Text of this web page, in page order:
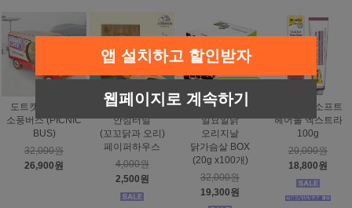
도트캣 스크래처
소풍버스 (PICNIC
BUS)
32,000원
26,900원
스탠바이미
안심터널
(꼬꼬닭과 오리)
페이퍼하우스
4,000원
2,500원
태비토퍼
일묘일닭
오리지날
닭가슴살 BOX
(20g x100개)
32,000원
19,300원
짐펫 몰트소프트
헤어볼 엑스트라
100g
20,000원
18,800원
앱 설치하고 할인받자
웹페이지로 계속하기